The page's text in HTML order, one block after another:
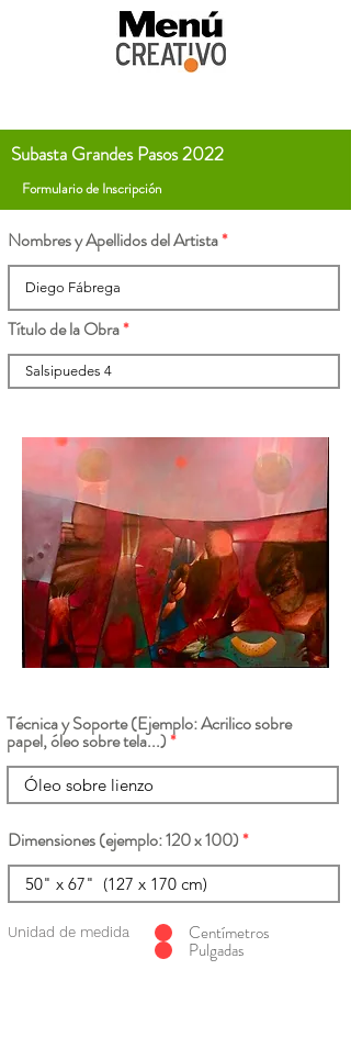
Subasta Grandes Pasos 2022
Formulario de Inscripción
Nombres y Apellidos del Artista
Título de la Obra
Técnica y Soporte (Ejemplo: Acrilico sobre
papel, óleo sobre tela...)
Dimensiones (ejemplo: 120 x 100)
Unidad de medida Centímetros
Pulgadas